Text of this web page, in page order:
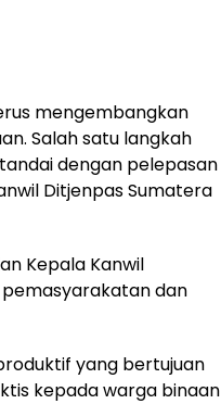
mengembangkan
Salah satu langkah
dengan pelepasan
Ditjenpas Sumatera
Kepala Kanwil
pemasyarakatan dan
yang bertujuan
kepada warga binaan